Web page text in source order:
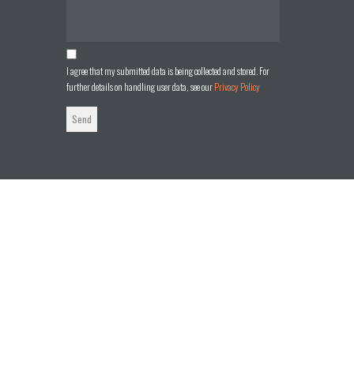
I agree that my submitted data is being collected and stored. For
further details on handling user data, see ourPrivacy Policy
Send